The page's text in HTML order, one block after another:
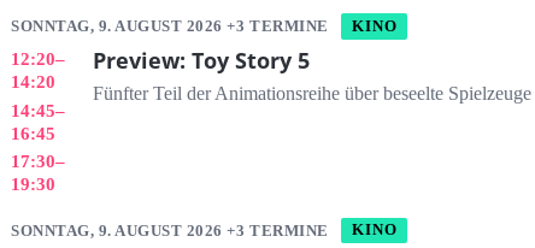
SONNTAG, 9. AUGUST 2026 +3 TERMINE KINO
12:20–
14:20
14:45–
16:45
17:30–
19:30
Preview: Toy Story 5
Fünfter Teil der Animationsreihe über beseelte Spielzeuge
SONNTAG, 9. AUGUST 2026 +3 TERMINE KINO